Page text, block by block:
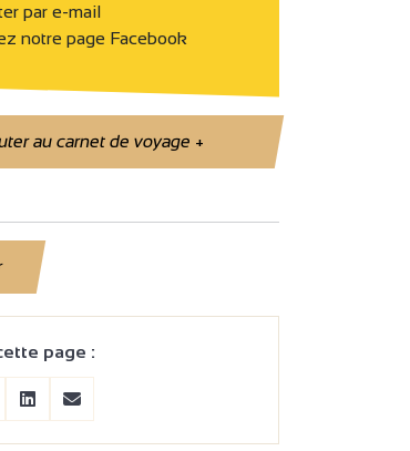
par e-mail
notre page Facebook
au carnet de voyage+
page :